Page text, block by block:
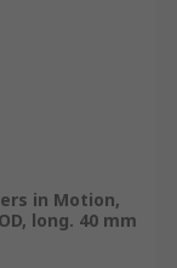
in Motion,
long. 40 mm